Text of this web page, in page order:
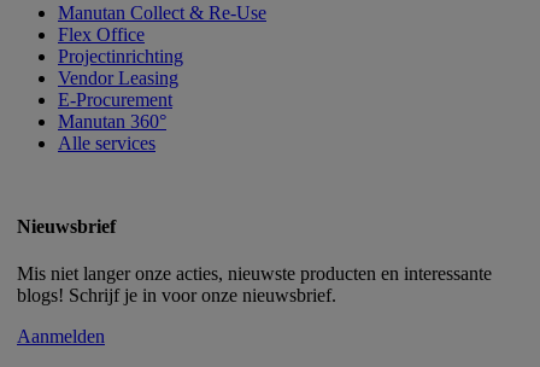
Manutan Collect & Re-Use
Flex Office
Projectinrichting
Vendor Leasing
E-Procurement
Manutan 360°
Alle services
Nieuwsbrief
Mis niet langer onze acties, nieuwste producten en interessante
blogs! Schrijf je in voor onze nieuwsbrief.
Aanmelden